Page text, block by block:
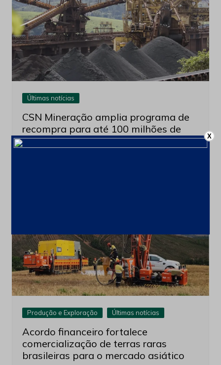
Últimas notícias
CSN Mineração amplia programa de
recompra para até 100 milhões de
ações
Produção e Exploração Últimas notícias
Acordo financeiro fortalece
comercialização de terras raras
brasileiras para o mercado asiático
X